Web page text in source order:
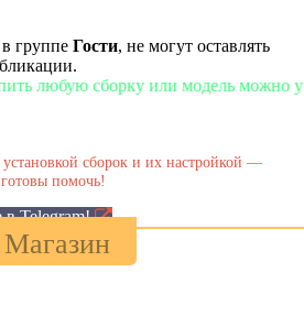
группе Гости, не могут оставлять
сборку или модель можно у нас в
сборок и их настройкой —
помочь!
Telegram!
Магазин